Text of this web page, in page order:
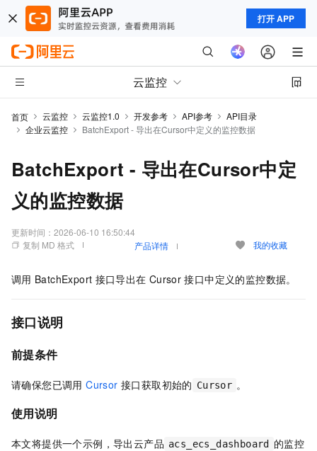
打开 APP
云监控
首页 云监控 云监控1.0 开发参考 API参考
API目录
企业云监控
BatchExport - 导出在Cursor中定义的监控数据
BatchExport - 导出在Cursor中定
义的监控数据
更新时间： 2026-06-10 16:50:44
复制 MD 格式
产品详情 我的收藏
调用 BatchExport 接口导出在 Cursor 接口中定义的监控数据。
接口说明
前提条件
请确保您已调用Cursor 接口获取初始的 Cursor 。
使用说明
本文将提供一个示例，导出云产品 acs_ecs_dashboard 的监控